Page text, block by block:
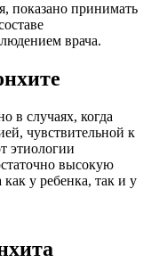
показано принимать
врача.
в случаях, когда
чувствительной к
этиологии
высокую
у ребенка, так и у